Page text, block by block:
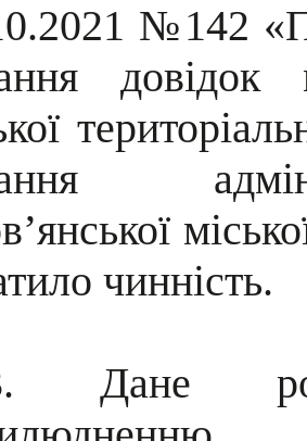
№142
довідок
чинність.
Дане